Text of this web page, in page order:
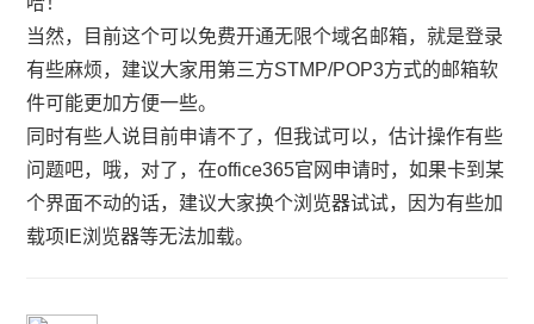
当然，目前这个可以免费开通无限个域名邮箱，就是登录
有些麻烦，建议大家用第三方STMP/POP3方式的邮箱软
件可能更加方便一些。
同时有些人说目前申请不了，但我试可以，估计操作有些
问题吧，哦，对了，在office365官网申请时，如果卡到某
个界面不动的话，建议大家换个浏览器试试，因为有些加
载项IE浏览器等无法加载。